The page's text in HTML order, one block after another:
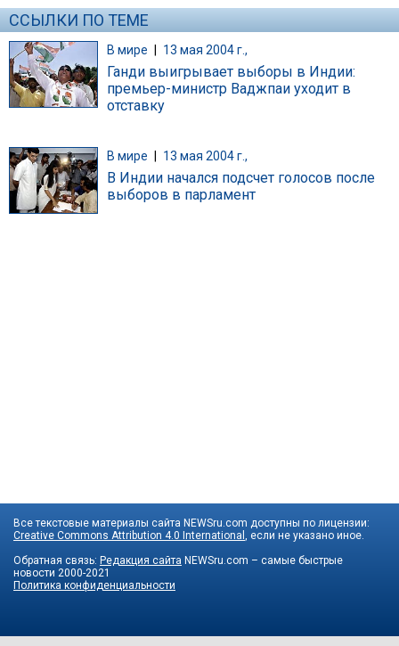
ССЫЛКИ ПО ТЕМЕ
В мире | 13 мая 2004 г.,
Ганди выигрывает выборы в Индии:
премьер-министр Ваджпаи уходит в
отставку
В мире 13 мая 2004 г.,
В Индии начался подсчет голосов после
выборов в парламент
Все текстовые материалы сайта NEWSru.com доступны по лицензии:
Creative Commons Attribution 4.0 International , если не указано иное.
Обратная связь: Редакция сайта NEWSru.com – самые быстрые
новости 2000-2021
Политика конфиденциальности